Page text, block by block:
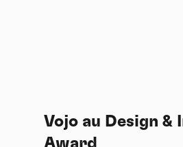
Vojo au Design &
Award